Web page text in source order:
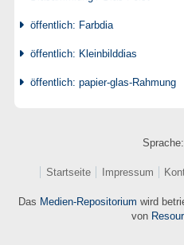
öffentlich: Farbdia
öffentlich: Kleinbilddias
öffentlich: papier-glas-Rahmung
Sprache:
Startseite Impressum
Das Medien-Repositorium wird
von